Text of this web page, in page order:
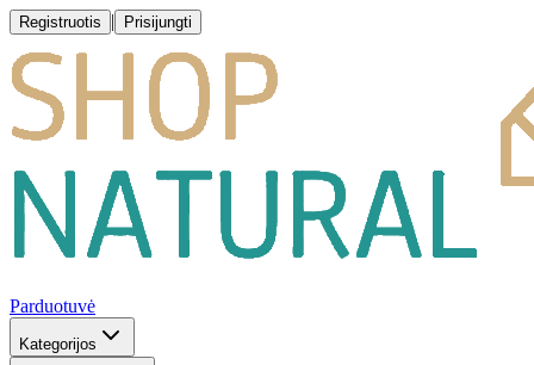
Registruotis | Prisijungti
Parduotuvė
Kategorijos